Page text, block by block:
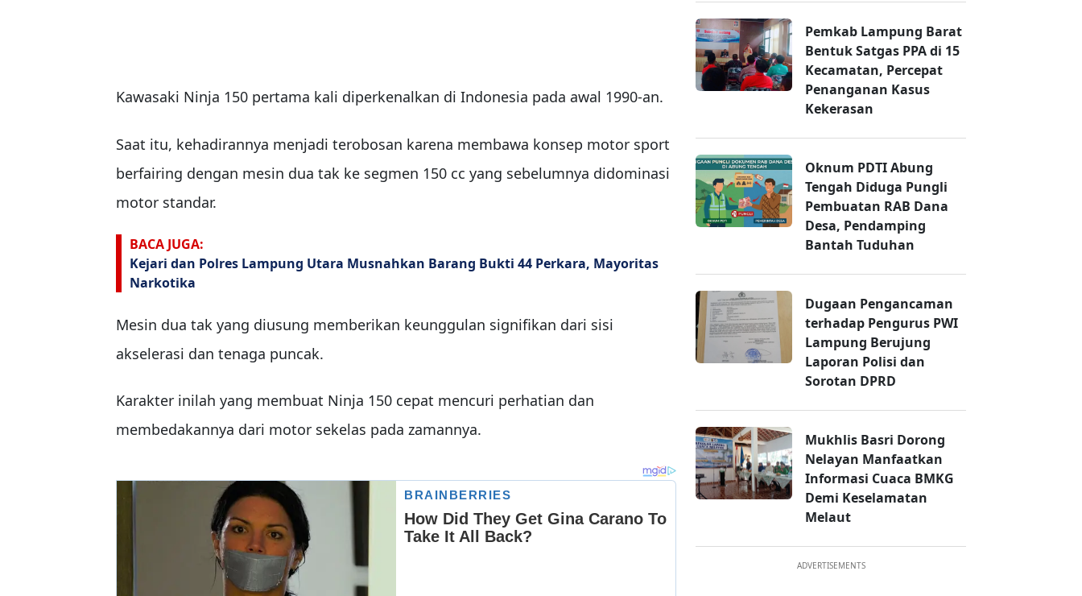
Kawasaki Ninja 150 pertama kali diperkenalkan di Indonesia pada awal 1990-an.
Saat itu, kehadirannya menjadi terobosan karena membawa konsep motor sport
berfairing dengan mesin dua tak ke segmen 150 cc yang sebelumnya didominasi
motor standar.
BACA JUGA:
Kejari dan Polres Lampung Utara Musnahkan Barang Bukti 44 Perkara, Mayoritas
Narkotika
Mesin dua tak yang diusung memberikan keunggulan signifikan dari sisi
akselerasi dan tenaga puncak.
Karakter inilah yang membuat Ninja 150 cepat mencuri perhatian dan
membedakannya dari motor sekelas pada zamannya.
Pemkab Lampung Barat
Bentuk Satgas PPA di 15
Kecamatan, Percepat
Penanganan Kasus
Kekerasan
Oknum PDTI Abung
Tengah Diduga Pungli
Pembuatan RAB Dana
Desa, Pendamping
Bantah Tuduhan
Dugaan Pengancaman
terhadap Pengurus PWI
Lampung Berujung
Laporan Polisi dan
Sorotan DPRD
Mukhlis Basri Dorong
Nelayan Manfaatkan
Informasi Cuaca BMKG
Demi Keselamatan
Melaut
ADVERTISEMENTS